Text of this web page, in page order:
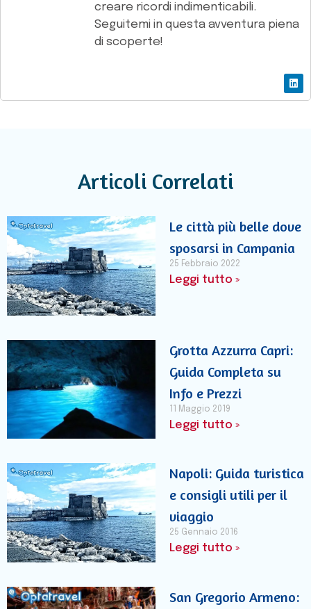
creare ricordi indimenticabili.
Seguitemi in questa avventura piena
di scoperte!
Articoli Correlati
Le città più belle dove
sposarsi in Campania
25 Febbraio 2022
Leggi tutto »
Grotta Azzurra Capri:
Guida Completa su
Info e Prezzi
11 Maggio 2019
Leggi tutto »
Napoli: Guida turistica
e consigli utili per il
viaggio
25 Gennaio 2016
Leggi tutto »
San Gregorio Armeno: